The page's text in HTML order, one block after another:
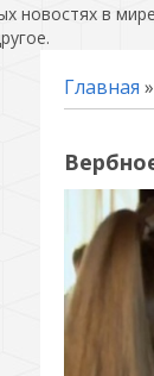
новостях в
Главная »